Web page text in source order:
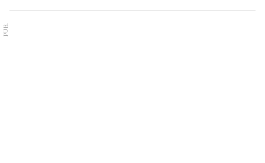
PUB.